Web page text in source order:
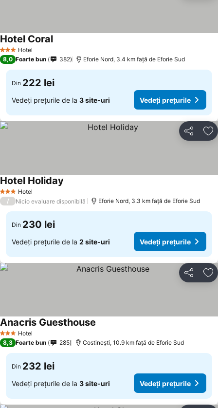
3 SteleHotel
Hotel Coral
8,0 Foarte bun 382 Eforie Nord, 3.4 km faţă de Eforie Sud
Din 222 lei
Vedeți prețurile de la 3 site-uri Vedeți prețurile
Distribuiți
3 SteleHotel
Hotel Holiday
/ Nicio evaluare disponibilă Eforie Nord, 3.3 km faţă de Eforie Sud
Din 230 lei
Vedeți prețurile de la 2 site-uri Vedeți prețurile
Distribuiți
3 SteleHotel
Anacris Guesthouse
8,3 Foarte bun 285 Costinești, 10.9 km faţă de Eforie Sud
Din 232 lei
Vedeți prețurile de la 3 site-uri Vedeți prețurile